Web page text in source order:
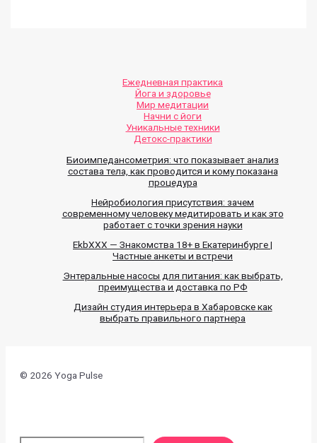
Ежедневная практика
Йога и здоровье
Мир медитации
Начни с йоги
Уникальные техники
Детокс-практики
Биоимпедансометрия: что показывает анализ
состава тела, как проводится и кому показана
процедура
Нейробиология присутствия: зачем
современному человеку медитировать и как это
работает с точки зрения науки
EkbXXX — Знакомства 18+ в Екатеринбурге |
Частные анкеты и встречи
Энтеральные насосы для питания: как выбрать,
преимущества и доставка по РФ
Дизайн студия интерьера в Хабаровске как
выбрать правильного партнера
© 2026 Yoga Pulse